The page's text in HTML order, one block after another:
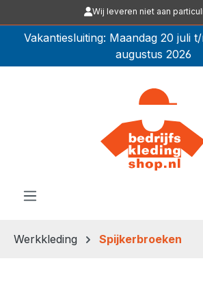
Ga naar de hoofdinhoudWij leveren niet aan
Vakantiesluiting: Maandag 20 juli
augustus 2026
Werkkleding Spijkerbroeken